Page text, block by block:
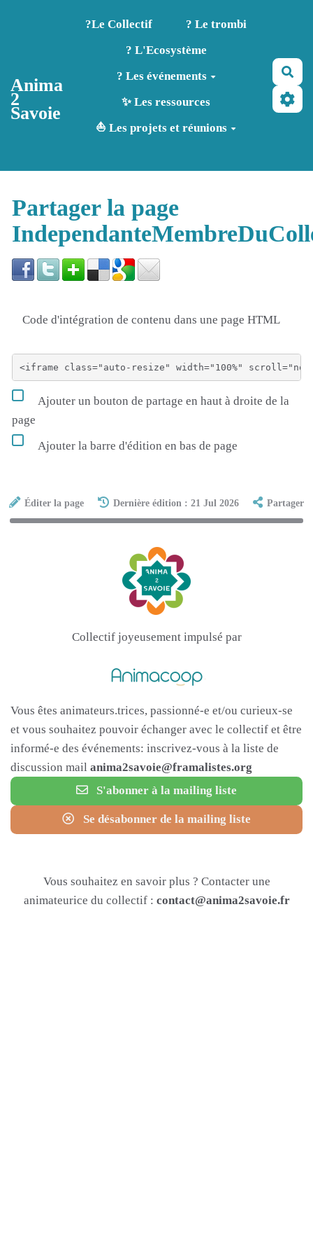
Aller au contenu principal
Anima
2
Savoie
?️Le Collectif
? Le trombi
? L'Ecosystème
? Les événements
✨ Les ressources
⛵ Les projets et réunions
Partager la page
Code d'intégration de contenu dans une page HTML
Ajouter un bouton de partage en haut à droite de la
page
Ajouter la barre d'édition en bas de page
Éditer la page Dernière édition : 21 Jul 2026 Partager
Collectif joyeusement impulsé par
Vous êtes animateurs.trices, passionné-e et/ou curieux-se
et vous souhaitez pouvoir échanger avec le collectif et être
informé-e des événements: inscrivez-vous à la liste de
discussion mail anima2savoie@framalistes.org
S'abonner à la mailing liste
Se désabonner de la mailing liste
Vous souhaitez en savoir plus ? Contacter une
animateurice du collectif : contact@anima2savoie.fr